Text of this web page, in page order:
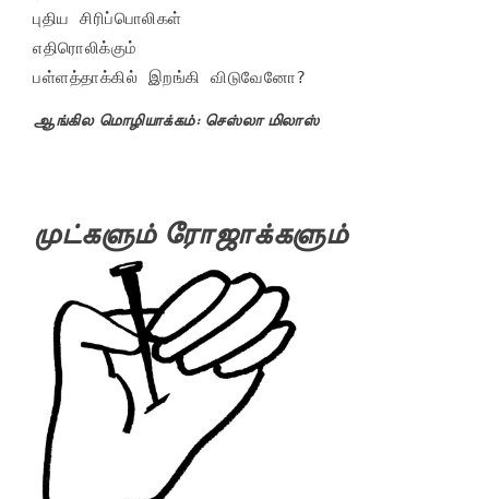
புதிய சிரிப்பொலிகள்
எதிரொலிக்கும்
ஆங்கில மொழியாக்கம்: செஸ்லா மிலாஸ்
முட்களும் ரோஜாக்களும்